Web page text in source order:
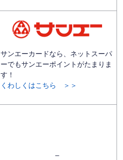
サンエーカードなら、ネットスーパ
ーでもサンエーポイントがたまりま
す！
くわしくはこちら ＞＞
–